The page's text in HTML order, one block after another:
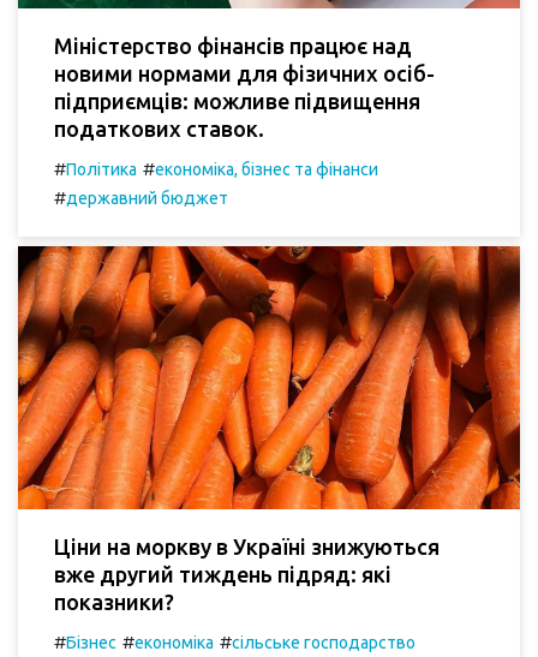
Міністерство фінансів працює над
новими нормами для фізичних осіб-
підприємців: можливе підвищення
податкових ставок.
#Політика #економіка, бізнес та фінанси
#державний бюджет
Ціни на моркву в Україні знижуються
вже другий тиждень підряд: які
показники?
#Бізнес #економіка #сільське господарство